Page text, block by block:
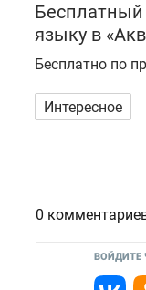
Бесплатный
языку в
Бесплатно по
Интересное
0
ВОЙДИТЕ